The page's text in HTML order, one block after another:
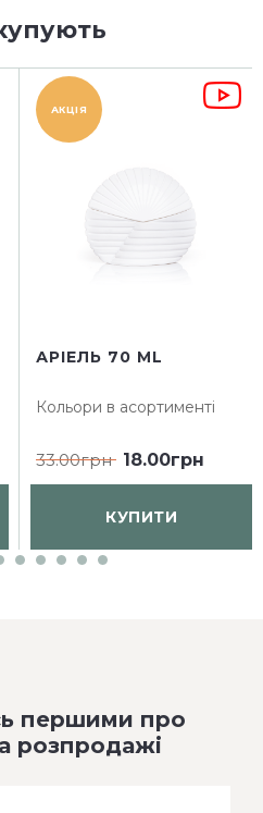
АКЦІЯ
АРІЕЛЬ 70 ML
Кольори в асортименті
33.00грн 18.00грн
КУПИТИ
першими про
розпродажі